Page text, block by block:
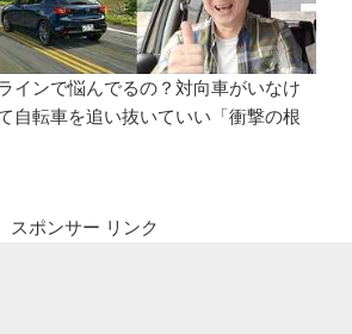
インで悩んでるの？対向車がいなけ
自転車を追い抜いていい「衝撃の根
スポンサー リンク